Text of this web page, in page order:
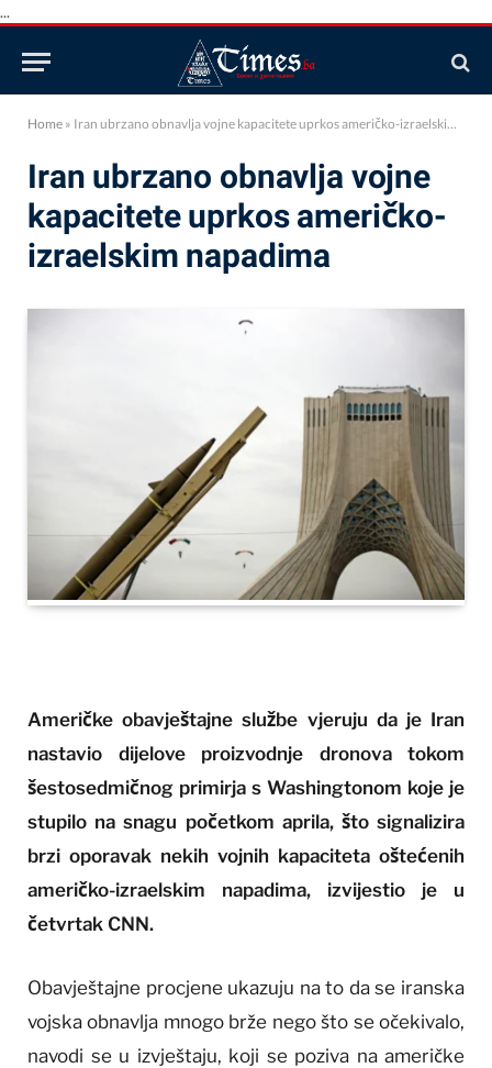
...
Home » Iran ubrzano obnavlja vojne kapacitete uprkos američko-izraelskim napadima
Iran ubrzano obnavlja vojne
kapacitete uprkos američko-
izraelskim napadima
Američke obavještajne službe vjeruju da je Iran
nastavio dijelove proizvodnje dronova tokom
šestosedmičnog primirja s Washingtonom koje je
stupilo na snagu početkom aprila, što signalizira
brzi oporavak nekih vojnih kapaciteta oštećenih
američko-izraelskim napadima, izvijestio je u
četvrtak CNN.
Obavještajne procjene ukazuju na to da se iranska
vojska obnavlja mnogo brže nego što se očekivalo,
navodi se u izvještaju, koji se poziva na američke